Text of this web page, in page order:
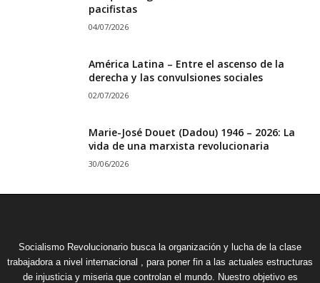
pacifistas
04/07/2026
América Latina – Entre el ascenso de la
derecha y las convulsiones sociales
02/07/2026
Marie-José Douet (Dadou) 1946 – 2026: La
vida de una marxista revolucionaria
30/06/2026
Socialismo Revolucionario busca la organización y lucha de la clase
trabajadora a nivel internacional , para poner fin a las actuales estructuras
de injusticia y miseria que controlan el mundo. Nuestro objetivo es